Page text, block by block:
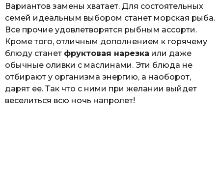
Вариантов замены хватает. Для состоятельных
семей идеальным выбором станет морская рыба.
Все прочие удовлетворятся рыбным ассорти.
Кроме того, отличным дополнением к горячему
блюду станет фруктовая нарезка или даже
обычные оливки с маслинами. Эти блюда не
отбирают у организма энергию, а наоборот,
дарят ее. Так что с ними при желании выйдет
веселиться всю ночь напролет!